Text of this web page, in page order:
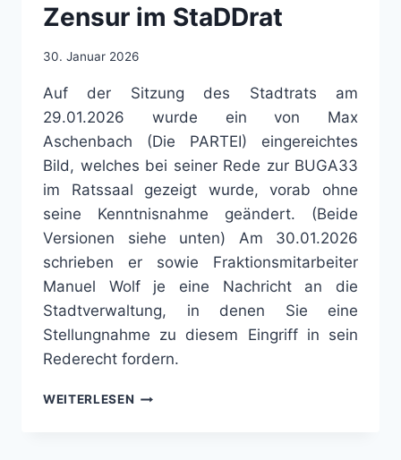
Zensur im StaDDrat
30. Januar 2026
Auf der Sitzung des Stadtrats am
29.01.2026 wurde ein von Max
Aschenbach (Die PARTEI) eingereichtes
Bild, welches bei seiner Rede zur BUGA33
im Ratssaal gezeigt wurde, vorab ohne
seine Kenntnisnahme geändert. (Beide
Versionen siehe unten) Am 30.01.2026
schrieben er sowie Fraktionsmitarbeiter
Manuel Wolf je eine Nachricht an die
Stadtverwaltung, in denen Sie eine
Stellungnahme zu diesem Eingriff in sein
Rederecht fordern.
WEITERLESEN ZENSUR